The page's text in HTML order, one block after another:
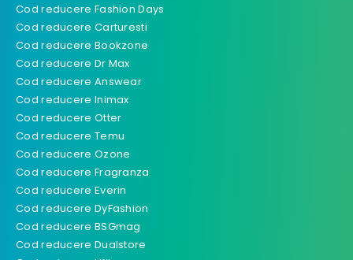
Cod reducere Fashion Days
Cod reducere Carturesti
Cod reducere Bookzone
Cod reducere Dr Max
Cod reducere Answear
Cod reducere Inimax
Cod reducere Otter
Cod reducere Temu
Cod reducere Ozone
Cod reducere Fragranza
Cod reducere Everin
Cod reducere DyFashion
Cod reducere BSGmag
Cod reducere Dualstore